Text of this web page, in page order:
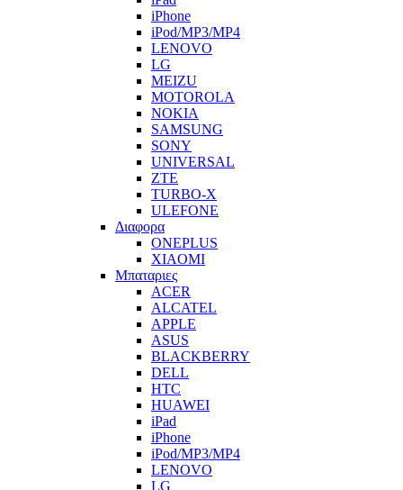
iPhone
iPod/MP3/MP4
LENOVO
LG
MEIZU
MOTOROLA
NOKIA
SAMSUNG
SONY
UNIVERSAL
ZTE
TURBO-X
ULEFONE
Διαφορα
ONEPLUS
XIAOMI
Μπαταριες
ACER
ALCATEL
APPLE
ASUS
BLACKBERRY
DELL
HTC
HUAWEI
iPad
iPhone
iPod/MP3/MP4
LENOVO
LG